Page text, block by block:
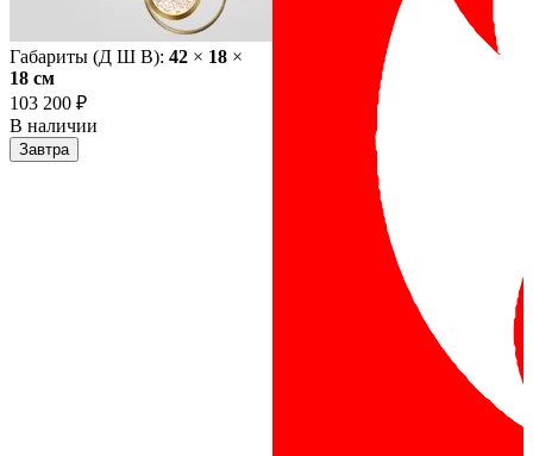
Габариты (Д Ш В): 42 × 18 ×
18 cм
103 200 ₽
В наличии
Завтра